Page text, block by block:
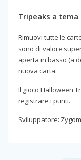
Tripeaks a tema
Rimuovi tutte le
sono di valore
aperta in basso (a
nuova carta.
Il gioco Halloween
registrare i punti.
Sviluppatore: